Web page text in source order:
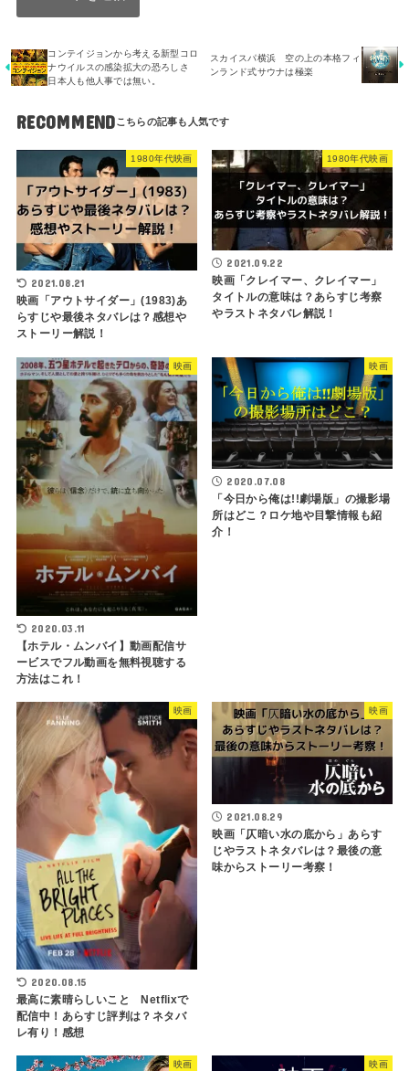
コンテイジョンから考える新型コロ
ナウイルスの感染拡大の恐ろしさ
日本人も他人事では無い。
スカイスパ横浜 空の上の本格フィ
ンランド式サウナは極楽
RECOMMEND
1980年代映画
2021.08.21
映画「アウトサイダー」(1983)あ
らすじや最後ネタバレは？感想や
ストーリー解説！
1980年代映画
2021.09.22
映画「クレイマー、クレイマー」
タイトルの意味は？あらすじ考察
やラストネタバレ解説！
映画
2020.03.11
【ホテル・ムンバイ】動画配信サ
ービスでフル動画を無料視聴する
方法はこれ！
映画
2020.07.08
「今日から俺は!!劇場版」の撮影場
所はどこ？ロケ地や目撃情報も紹
介！
映画
2020.08.15
最高に素晴らしいこと Netflixで
配信中！あらすじ評判は？ネタバ
レ有り！感想
映画
2021.08.29
映画「仄暗い水の底から」あらす
じやラストネタバレは？最後の意
味からストーリー考察！
映画 映画